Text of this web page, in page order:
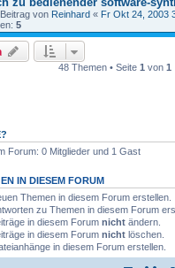
von Reinhard « Fr Okt 24, 2003
5
48 Themen • Seite 1 von 1
Forum: 0 Mitglieder und 1 Gast
IN DIESEM FORUM
Themen in diesem Forum erstellen.
zu Themen in diesem Forum
in diesem Forum nicht ändern.
in diesem Forum nicht löschen.
in diesem Forum erstellen.